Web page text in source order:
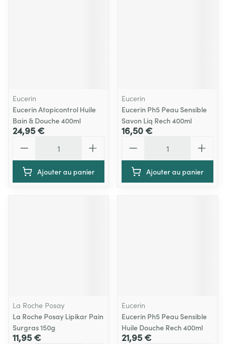
Eucerin
Eucerin Atopicontrol Huile
Bain & Douche 400ml
24,95 €
Ajouter au panier
Eucerin
Eucerin Ph5 Peau Sensible
Savon Liq Rech 400ml
16,50 €
Ajouter au panier
La Roche Posay
La Roche Posay Lipikar Pain
Surgras 150g
11,95 €
Eucerin
Eucerin Ph5 Peau Sensible
Huile Douche Rech 400ml
21,95 €